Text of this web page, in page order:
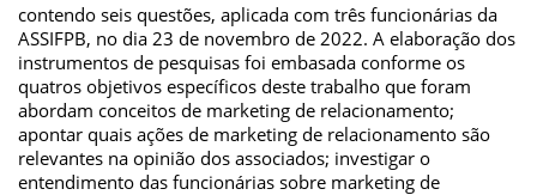
contendo seis questões, aplicada com três funcionárias da
ASSIFPB, no dia 23 de novembro de 2022. A elaboração dos
instrumentos de pesquisas foi embasada conforme os
quatros objetivos específicos deste trabalho que foram
abordam conceitos de marketing de relacionamento;
apontar quais ações de marketing de relacionamento são
relevantes na opinião dos associados; investigar o
entendimento das funcionárias sobre marketing de